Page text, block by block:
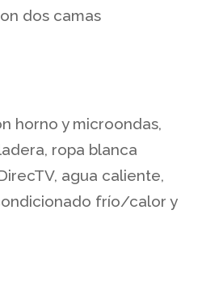
dos camas
horno y microondas,
ropa blanca
agua caliente,
frío/calor y